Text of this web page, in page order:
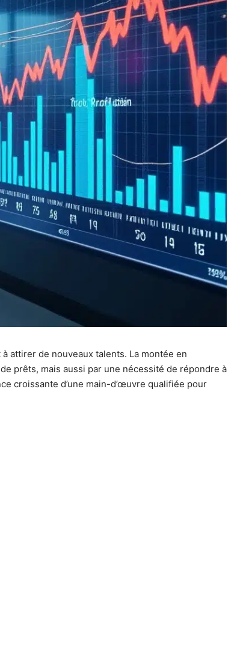
attirer de nouveaux talents. La montée en
prêts, mais aussi par une nécessité de répondre à
croissante d’une main-d’œuvre qualifiée pour